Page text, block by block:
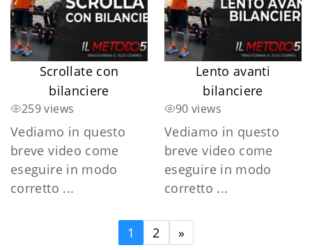
Scrollate con
bilanciere
259 views
Vediamo in questo
breve video come
eseguire in modo
corretto ...
Lento avanti
bilanciere
90 views
Vediamo in questo
breve video come
eseguire in modo
corretto ...
1 2 »